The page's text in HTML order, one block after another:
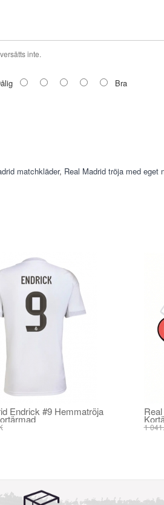
inte.
Bra
matchkläder, Real Madrid tröja med eget
Endrick #9 Hemmatröja
1